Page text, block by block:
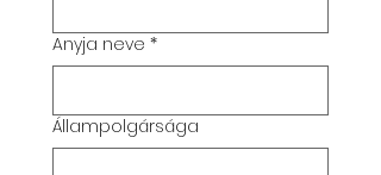
Anyja neve *
Állampolgársága